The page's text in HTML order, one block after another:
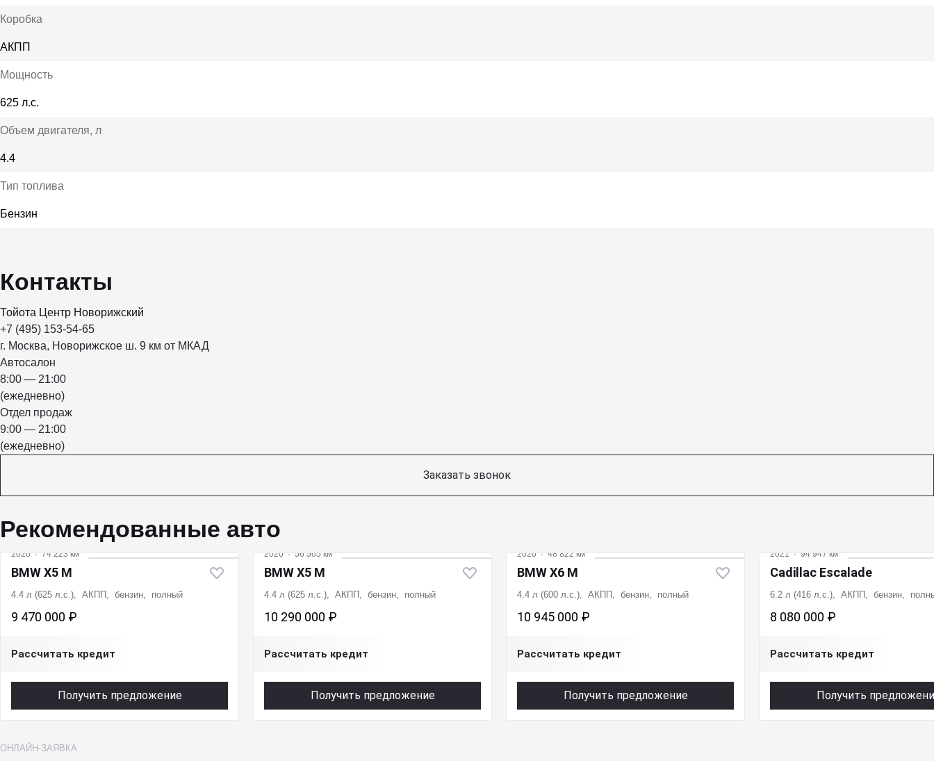
Коробка
АКПП
Мощность
625 л.с.
Объем двигателя, л
4.4
Тип топлива
Бензин
Контакты
Тойота Центр Новорижский
+7 (495) 153-54-65
г. Москва, Новорижское ш. 9 км от МКАД
Автосалон
8:00 — 21:00
(ежедневно)
Отдел продаж
9:00 — 21:00
(ежедневно)
Заказать звонок
Рекомендованные авто
2020 · 74 223 км
BMW X5 M
4.4 л (625 л.с.), АКПП, бензин, полный
9 470 000 ₽
Рассчитать кредит
Получить предложение
2020 · 56 565 км
BMW X5 M
4.4 л (625 л.с.), АКПП, бензин, полный
10 290 000 ₽
Рассчитать кредит
Получить предложение
2020 · 48 822 км
BMW X6 M
4.4 л (600 л.с.), АКПП, бензин, полный
10 945 000 ₽
Рассчитать кредит
Получить предложение
2021 · 94 947 км
Cadillac Escalade
6.2 л (416 л.с.), АКПП, бензин,
8 080 000 ₽
Рассчитать кредит
Получить
ОНЛАЙН-ЗАЯВКА